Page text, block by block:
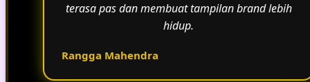
terasa pas dan membuat tampilan brand lebih
hidup.
Rangga Mahendra